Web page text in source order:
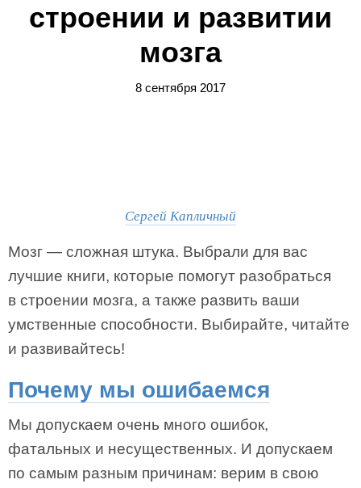
строении и развитии
мозга
8 сентября 2017
Сергей Капличный
Мозг — сложная штука. Выбрали для вас
лучшие книги, которые помогут разобраться
в строении мозга, а также развить ваши
умственные способности. Выбирайте, читайте
и развивайтесь!
Почему мы ошибаемся
Мы допускаем очень много ошибок,
фатальных и несущественных. И допускаем
по самым разным причинам: верим в свою